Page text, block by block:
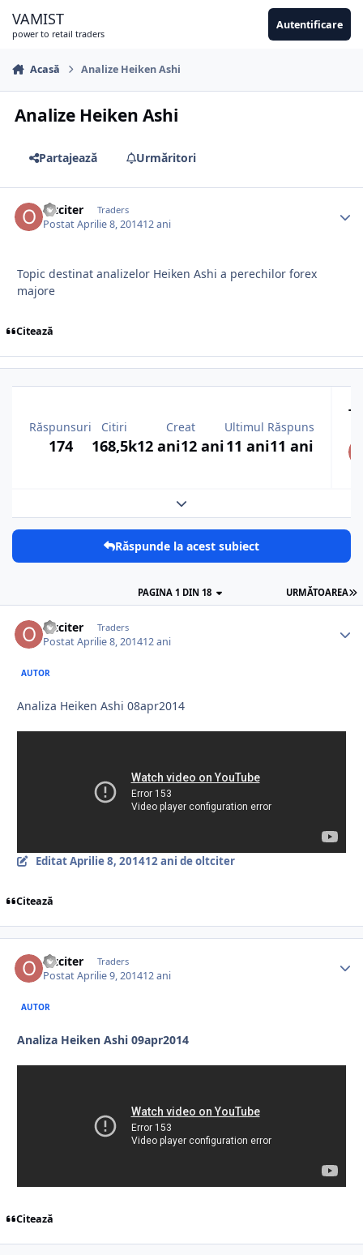
VAMIST
power to retail traders
Autentificare
Acasă Analize Heiken Ashi
Analize Heiken Ashi
Partajează Urmăritori
oltciter Traders
PostatAprilie 8, 201412 ani
Topic destinat analizelor Heiken Ashi a perechilor forex
majore
Citează
Răspunsuri
174
Citiri
168,5k
Creat
12 ani12 ani
Ultimul Răspuns
11 ani11 ani
Expand topic overview
Răspunde la acest subiect
URMĂTOAREA
PAGINA 1 DIN 18
oltciter Traders
PostatAprilie 8, 201412 ani
AUTOR
Analiza Heiken Ashi 08apr2014
EditatAprilie 8, 201412 ani de oltciter
Citează
oltciter Traders
PostatAprilie 9, 201412 ani
AUTOR
Analiza Heiken Ashi 09apr2014
Citează